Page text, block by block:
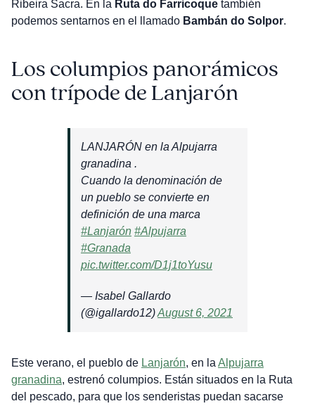
Ribeira Sacra. En la Ruta do Farricoquetambién
podemos sentarnos en el llamadoBambán do Solpor.
Los columpios panorámicos
con trípode de Lanjarón
LANJARÓN en la Alpujarra
granadina .
Cuando la denominación de
un pueblo se convierte en
definición de una marca
#Lanjarón #Alpujarra
#Granada
pic.twitter.com/D1j1toYusu
— Isabel Gallardo
(@igallardo12)August 6, 2021
Este verano, el pueblo de Lanjarón, en la Alpujarra
granadina, estrenó columpios. Están situados en la Ruta
del pescado, para que los senderistas puedan sacarse